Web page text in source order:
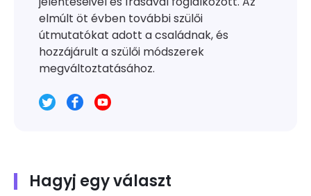
elmúlt öt évben további szülői
útmutatókat adott a családnak, és
hozzájárult a szülői módszerek
megváltoztatásához.
Hagyj egy választ